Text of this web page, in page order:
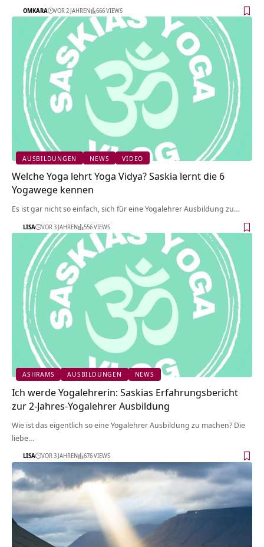
OMKARA VOR 2 JAHREN 666 VIEWS
AUSBILDUNGEN NEWS VIDEO
Welche Yoga lehrt Yoga Vidya? Saskia lernt die 6
Yogawege kennen
Es ist gar nicht so einfach, sich für eine Yogalehrer Ausbildung zu…
LISA VOR 3 JAHREN 556 VIEWS
ASHRAMS AUSBILDUNGEN NEWS
Ich werde Yogalehrerin: Saskias Erfahrungsbericht
zur 2-Jahres-Yogalehrer Ausbildung
Wie ist das eigentlich so eine Yogalehrer Ausbildung zu machen? Die
liebe…
LISA VOR 3 JAHREN 676 VIEWS